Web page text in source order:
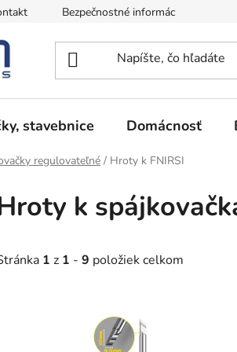
Bezpečnostné informácie
stavebnice Domácnosť
regulovateľné / Hroty k FNIRSI
k
1 z 1 - 9 položiek celkom